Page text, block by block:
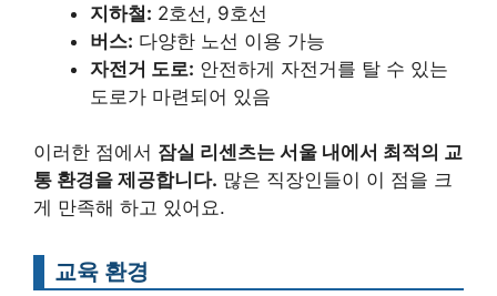
지하철: 2호선, 9호선
버스: 다양한 노선 이용 가능
자전거 도로: 안전하게 자전거를 탈 수 있는
도로가 마련되어 있음
이러한 점에서 잠실 리센츠는 서울 내에서 최적의 교
통 환경을 제공합니다. 많은 직장인들이 이 점을 크
게 만족해 하고 있어요.
교육 환경